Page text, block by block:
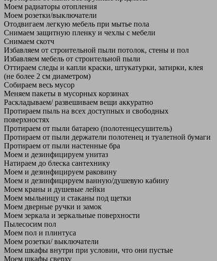
Моем радиаторы отопления
Моем розетки/выключатели
Отодвигаем легкую мебель при мытье пола
Снимаем защитную пленку и чехлы с мебели
Снимаем скотч
Избавляем от строительной пыли потолок, стены и пол
Избавляем мебель от строительной пыли
Оттираем следы и капли краски, штукатурки, затирки, клея
(не более 2 см диаметром)
Собираем весь мусор
Меняем пакеты в мусорных корзинах
Раскладываем/ развешиваем вещи аккуратно
Протираем пыль на всех доступных и свободных
поверхностях
Протираем от пыли батарею (полотенцесушитель)
Протираем от пыли держатели полотенец и туалетной бумаги
Протираем от пыли настенные бра
Моем и дезинфицируем унитаз
Натираем до блеска сантехнику
Моем и дезинфицируем раковину
Моем и дезинфицируем ванную/душевую кабину
Моем краны и душевые лейки
Моем мыльницу и стаканы под щетки
Моем дверные ручки и замок
Моем зеркала и зеркальные поверхности
Пылесосим пол
Моем пол и плинтуса
Моем розетки/ выключатели
Моем шкафы внутри при условии, что они пустые
Моем шкафы сверху